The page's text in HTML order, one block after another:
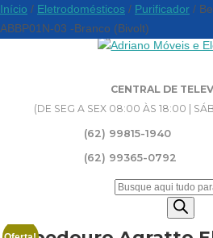
CENTRAL DE
(DE SEG A SEX 08:00 ÀS 18:00 |
(62) 99815-1940
(62) 99365-0792
Pesquisar
Início / Eletrodomésticos / Purificador /
ABBP01N-03 -Branco (Bivolt)